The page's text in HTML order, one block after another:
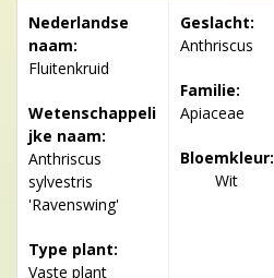
Nederlandse
naam:
Fluitenkruid
Wetenschappeli
jke naam:
Anthriscus
sylvestris
'Ravenswing'
Type plant:
Vaste plant
Geslacht:
Anthriscus
Familie:
Apiaceae
Bloemkleur:
Wit